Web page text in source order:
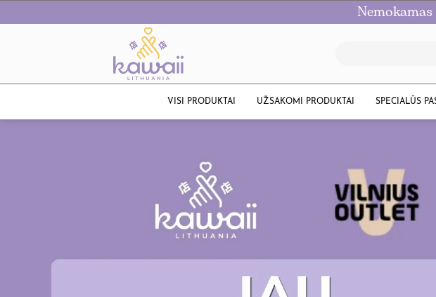
VISI PRODUKTAI UŽSAKOMI PRODUKTAI SPECIALŪS